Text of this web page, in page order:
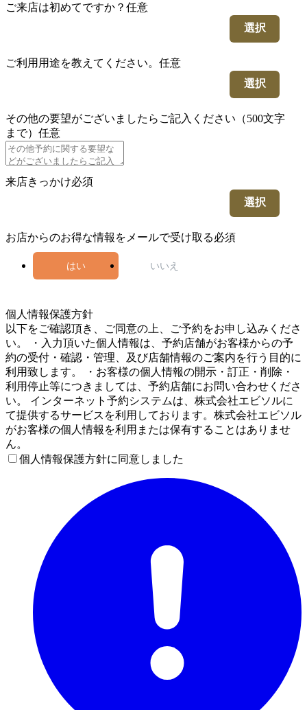
ご来店は初めてですか？ 任意
選択
ご利用用途を教えてください。 任意
選択
その他の要望がございましたらご記入ください（500文字
まで） 任意
来店きっかけ必須
選択
お店からのお得な情報をメールで受け取る必須
はい いいえ
個人情報保護方針
以下をご確認頂き、ご同意の上、ご予約をお申し込みくださ
い。 ・入力頂いた個人情報は、予約店舗がお客様からの予
約の受付・確認・管理、及び店舗情報のご案内を行う目的に
利用致します。 ・お客様の個人情報の開示・訂正・削除・
利用停止等につきましては、予約店舗にお問い合わせくださ
い。 インターネット予約システムは、株式会社エビソルに
て提供するサービスを利用しております。株式会社エビソル
がお客様の個人情報を利用または保有することはありませ
ん。
個人情報保護方針に同意しました